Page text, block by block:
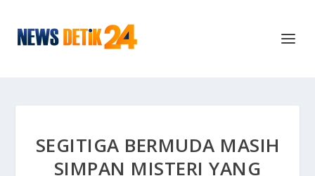
SEGITIGA BERMUDA MASIH
SIMPAN MISTERI YANG